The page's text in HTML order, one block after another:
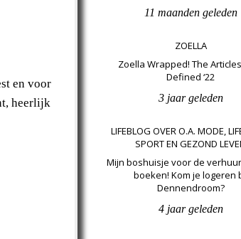
en voor
heerlijk
11 maanden geleden
ZOELLA
Zoella Wrapped! The
Defined ‘22
3 jaar geleden
LIFEBLOG OVER O.A. MODE,
SPORT EN GEZOND
Mijn boshuisje voor de
boeken! Kom je logeren
Dennendroom?
4 jaar geleden